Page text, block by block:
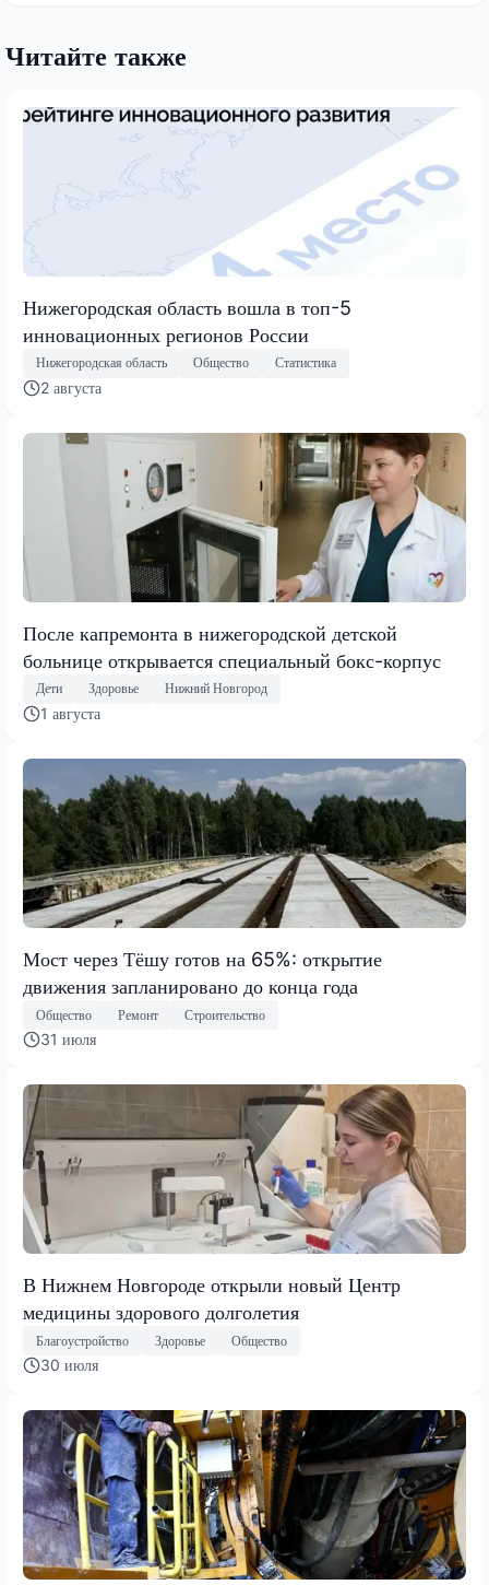
Читайте также
Нижегородская область вошла в топ-5
инновационных регионов России
Нижегородская область Общество Статистика
2 августа
После капремонта в нижегородской детской
больнице открывается специальный бокс-корпус
Дети Здоровье Нижний Новгород
1 августа
Мост через Тёшу готов на 65%: открытие
движения запланировано до конца года
Общество Ремонт Строительство
31 июля
В Нижнем Новгороде открыли новый Центр
медицины здорового долголетия
Благоустройство Здоровье Общество
30 июля